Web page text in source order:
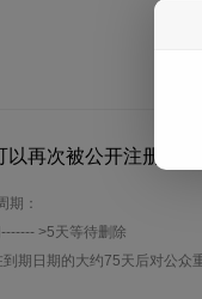
再次被公开注册？
期：
>5天等待删除
期日期的大约75天后对公众